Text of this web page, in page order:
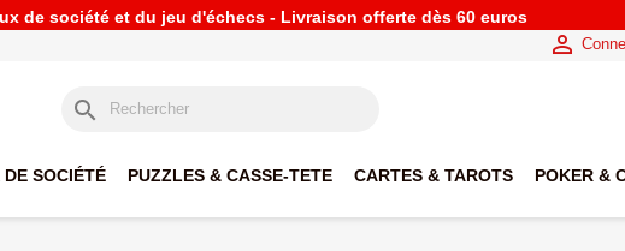
de société et du jeu d'échecs - Livraison offerte dès 60 euros

search
DE SOCIÉTÉ PUZZLES & CASSE-TETE CARTES & TAROTS POKER &